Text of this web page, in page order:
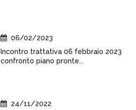
06/02/2023
Incontro trattativa 06 febbraio 2023
confronto piano pronte...
24/11/2022